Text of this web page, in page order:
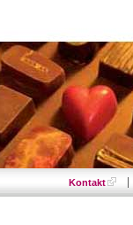
Kontakt